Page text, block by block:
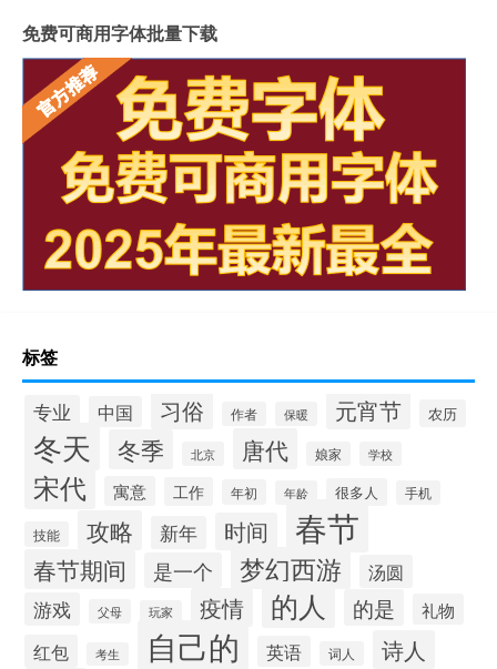
免费可商用字体批量下载
标签
专业 中国 习俗 作者 保暖 元宵节 农历
冬天 冬季 北京 唐代 娘家 学校
宋代 寓意 工作 年初 年龄 很多人 手机
技能 攻略 新年 时间 春节
春节期间 是一个 梦幻西游
汤圆
游戏
父母 玩家 疫情 的人 的是 礼物
红包 考生 自己的 英语 词人
诗人